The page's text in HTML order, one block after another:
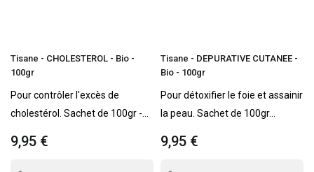
Tisane - CHOLESTEROL - Bio -
100gr
Pour contrôler l'excès de
cholestérol. Sachet de 100gr -...
9,95 €
Tisane - DEPURATIVE CUTANEE -
Bio - 100gr
Pour détoxifier le foie et assainir
la peau. Sachet de 100gr...
9,95 €